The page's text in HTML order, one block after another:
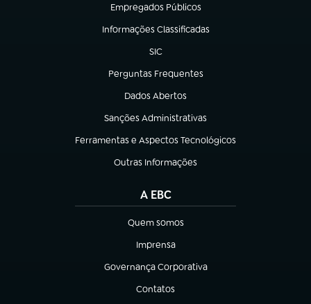
Empregados Públicos
(abre em nova aba)
Informações Classificadas
(abre em nova aba)
SIC
(abre em nova aba)
Perguntas Frequentes
(abre em nova aba)
Dados Abertos
(abre em nova aba)
Sanções Administrativas
(abre em nova aba)
Ferramentas e Aspectos Tecnológicos
(abre em nova aba)
Outras Informações
(abre em nova aba)
A EBC
Quem somos
(abre em nova aba)
Imprensa
(abre em nova aba)
Governança Corporativa
(abre em nova aba)
Contatos
(abre em nova aba)